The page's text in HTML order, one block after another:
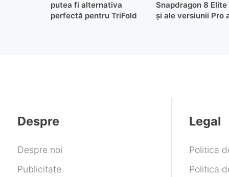
putea fi alternativa
perfectă pentru TriFold
Snapdragon 8 Elite
și ale versiunii Pro
Despre
Despre noi
Publicitate
Legal
Politica
Politica